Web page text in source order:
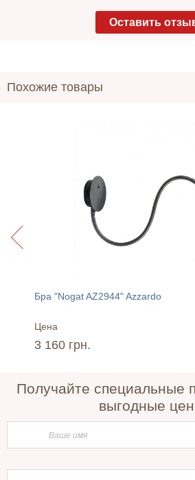
Оставить
Похожие товары
Бра "Nogat AZ2944" Azzardo
Цена
3 160 грн.
Получайте специальные
выгодные